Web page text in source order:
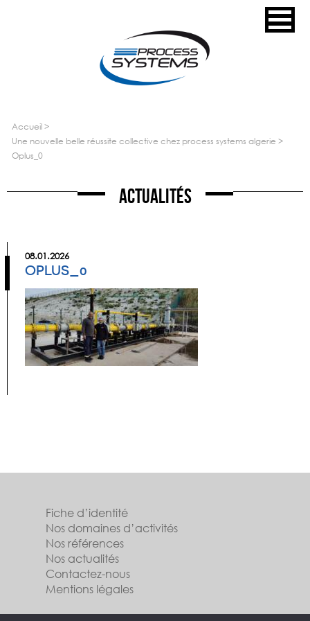
accueil>
une nouvelle belle réussite collective chez process systems algerie >
oplus_0
Actualités
08.01.2026
OPLUS_0
Fiche d’identité
Nos domaines d’activités
Nos références
Nos actualités
Contactez-nous
Mentions légales